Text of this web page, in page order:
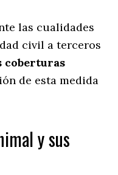
las cualidades
civil a terceros
coberturas
de esta medida
y sus